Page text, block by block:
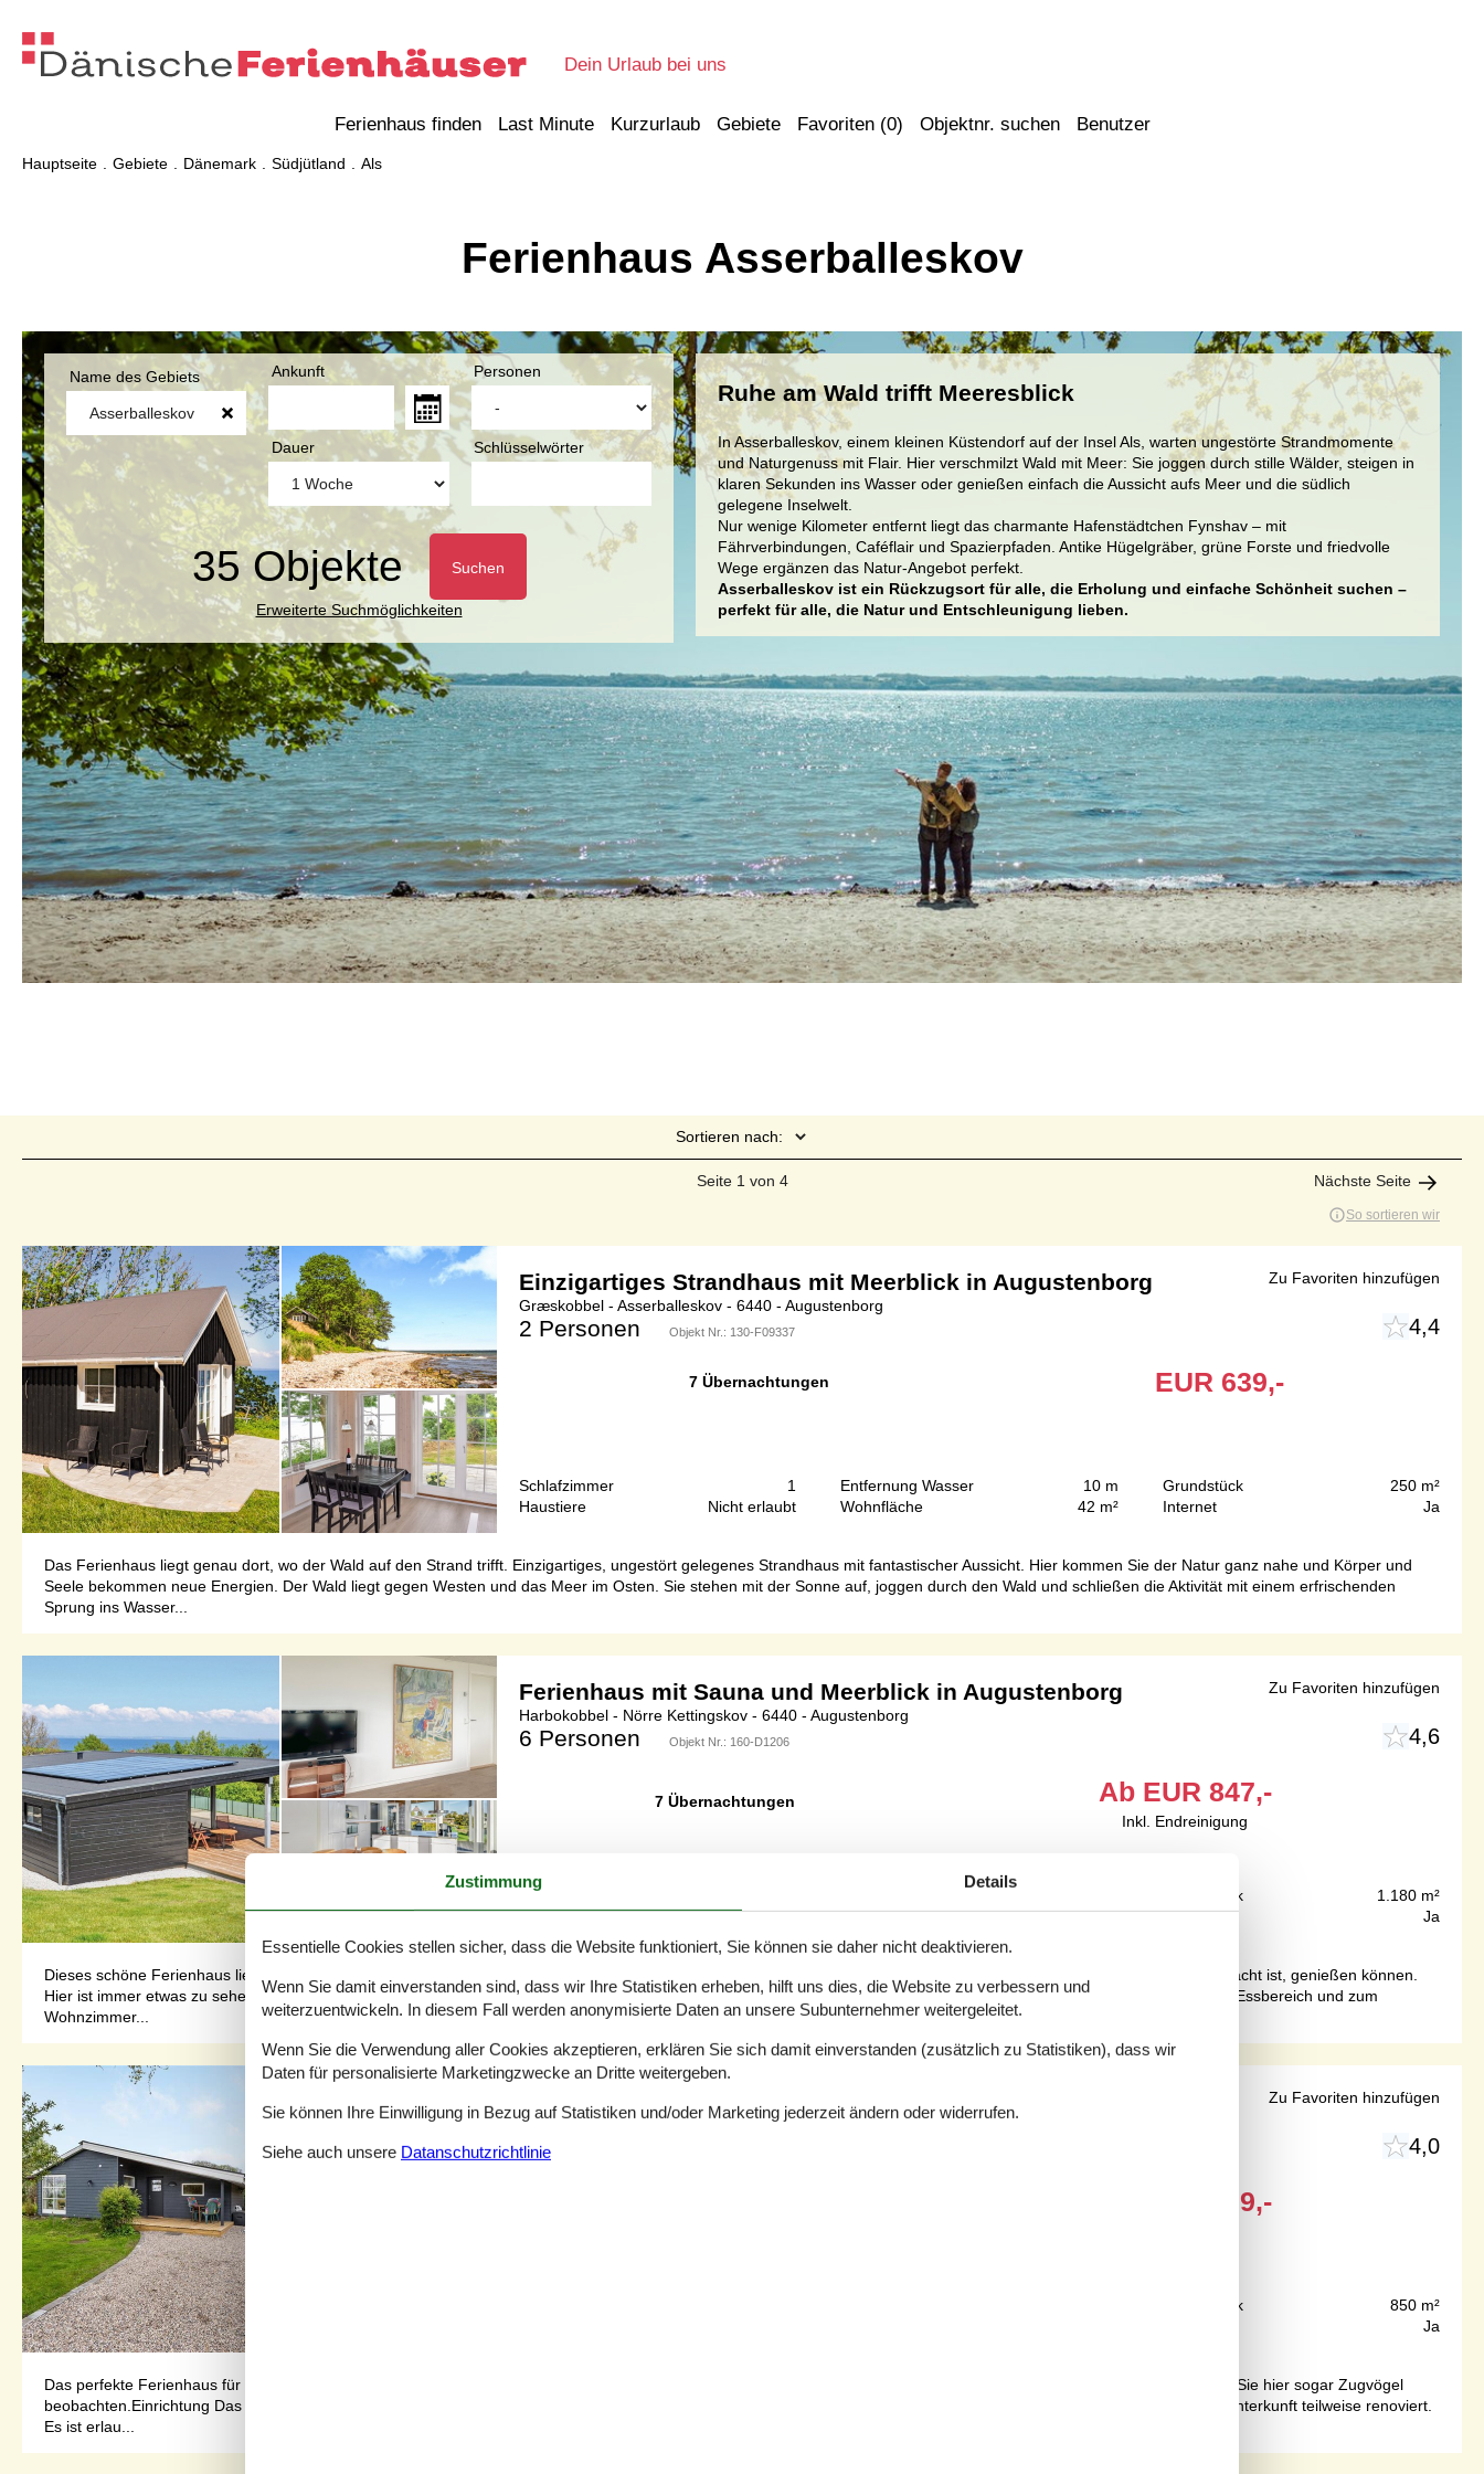
Dein Urlaub bei uns
Ferienhaus finden Last Minute Kurzurlaub Gebiete Favoriten (0) Objektnr. suchen Benutzer
Hauptseite Gebiete Dänemark Südjütland Als
Ferienhaus Asserballeskov
Ruhe am Wald trifft Meeresblick
In Asserballeskov, einem kleinen Küstendorf auf der Insel Als, warten ungestörte Strandmomente
und Naturgenuss mit Flair. Hier verschmilzt Wald mit Meer: Sie joggen durch stille Wälder, steigen in
klaren Sekunden ins Wasser oder genießen einfach die Aussicht aufs Meer und die südlich
gelegene Inselwelt.
Nur wenige Kilometer entfernt liegt das charmante Hafenstädtchen Fynshav – mit
Fährverbindungen, Caféflair und Spazierpfaden. Antike Hügelgräber, grüne Forste und friedvolle
Wege ergänzen das Natur-Angebot perfekt.
Asserballeskov ist ein Rückzugsort für alle, die Erholung und einfache Schönheit suchen –
perfekt für alle, die Natur und Entschleunigung lieben.
Name des Gebiets Ankunft
Dauer
Personen
Schlüsselwörter
35 Objekte Suchen
Erweiterte Suchmöglichkeiten
Sortieren nach:
Seite 1 von 4 Nächste Seite
So sortieren wir
Einzigartiges Strandhaus mit Meerblick in Augustenborg
Græskobbel - Asserballeskov - 6440 - Augustenborg
2 Personen Objekt Nr.: 130-F09337 4,4
7 Übernachtungen EUR 639,-
Schlafzimmer
1
Haustiere
Nicht erlaubt
Entfernung Wasser
10 m
Wohnfläche
42 m²
Grundstück
250 m²
Internet
Ja
Das Ferienhaus liegt genau dort, wo der Wald auf den Strand trifft. Einzigartiges, ungestört gelegenes Strandhaus mit fantastischer Aussicht. Hier kommen Sie der Natur ganz nahe und Körper und
Seele bekommen neue Energien. Der Wald liegt gegen Westen und das Meer im Osten. Sie stehen mit der Sonne auf, joggen durch den Wald und schließen die Aktivität mit einem erfrischenden
Sprung ins Wasser...
Zu Favoriten hinzufügen
Ferienhaus mit Sauna und Meerblick in Augustenborg
Harbokobbel - Nörre Kettingskov - 6440 - Augustenborg
6 Personen Objekt Nr.: 160-D1206 4,6
7 Übernachtungen Ab EUR 847,-
Inkl. Endreinigung
Schlafzimmer
Haustiere
Nicht erlaubt
Wohnfläche
108 m²
Grundstück
1.180 m²
Internet
Ja
Dieses schöne Ferienhaus liegt mit einer schönen Aussicht, die Sie sowohl vom Haus aus durch die großen Fenster als auch von der großen Terrasse, die teilweise überdacht ist, genießen können.
Hier ist immer etwas zu sehen: die heimische Tierwelt, die Vielfalt der Jahreszeiten in der Natur oder die Schiffe auf dem Kleinen Belt. Die gut ausgestattete Küche ist zum Essbereich und zum
Wohnzimmer...
Zu Favoriten hinzufügen
Ferienhaus mit Meerblick und Terrasse in Augustenborg
Grønvej - Nörre Kettingskov - 6440 - Augustenborg
6 Personen 4,0
409,-
Grundstück
850 m²
Ja
Das perfekte Ferienhaus für alle, die sich Ruhe, Frieden und malerische Natur wünschen. Die Gegend bietet gute Angelmöglichkeiten, und im Frühling und Herbst können Sie hier sogar Zugvögel
beobachten.Einrichtung Das Ferienhaus eignet sich für 6 Personen. Die Ferienunterkunft hat eine Wohnfläche von 60 m² und wurde 1966 gebaut. 2021 wurde die Ferienunterkunft teilweise renoviert.
Es ist erlau...
Zu Favoriten hinzufügen
Zustimmung Details
Essentielle Cookies stellen sicher, dass die Website funktioniert, Sie können sie daher nicht deaktivieren.
Wenn Sie damit einverstanden sind, dass wir Ihre Statistiken erheben, hilft uns dies, die Website zu verbessern und
weiterzuentwickeln. In diesem Fall werden anonymisierte Daten an unsere Subunternehmer weitergeleitet.
Wenn Sie die Verwendung aller Cookies akzeptieren, erklären Sie sich damit einverstanden (zusätzlich zu Statistiken), dass wir
Daten für personalisierte Marketingzwecke an Dritte weitergeben.
Sie können Ihre Einwilligung in Bezug auf Statistiken und/oder Marketing jederzeit ändern oder widerrufen.
Siehe auch unsere Datanschutzrichtlinie